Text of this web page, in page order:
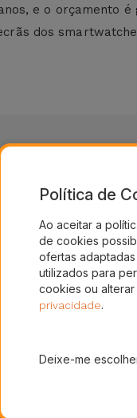
e o orçamento é
dos
lojas em Portugal
Política de
Ao aceitar a
de cookies
ofertas
utilizados para
cookies ou alterar
privacidade.
Deixe-me